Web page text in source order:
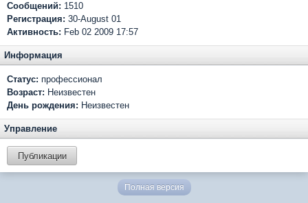
Сообщений: 1510
Регистрация: 30-August 01
Активность: Feb 02 2009 17:57
Информация
Статус: профессионал
Возраст: Неизвестен
День рождения: Неизвестен
Управление
Публикации
Полная версия